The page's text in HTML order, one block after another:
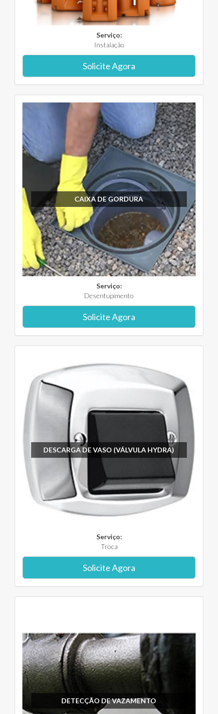
Serviço:
Instalação
Solicite Agora
CAIXA DE GORDURA
Serviço:
Desentupimento
Solicite Agora
DESCARGA DE VASO (VÁLVULA HYDRA)
Serviço:
Troca
Solicite Agora
DETECÇÃO DE VAZAMENTO